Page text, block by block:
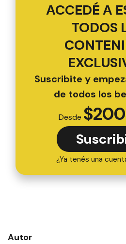
ACCEDÉ A
TODOS
Suscribite y
de todos los
Desde $
¿Ya tenés una
Autor